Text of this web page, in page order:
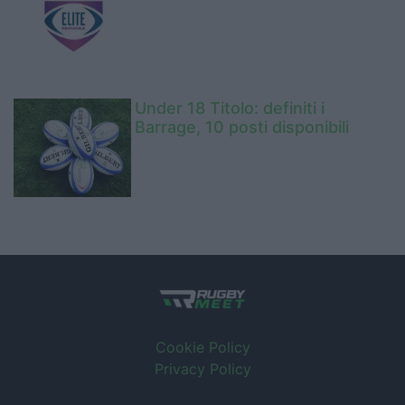
Under 18 Titolo: definiti i
Barrage, 10 posti disponibili
Cookie Policy
Privacy Policy